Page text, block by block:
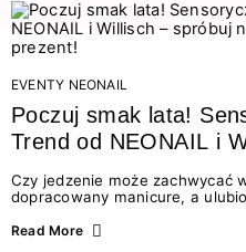
EVENTY NEONAIL
Poczuj smak lata!
Trend od NEONAIL i
nowych lodów i
Czy jedzenie może zachwycać
dopracowany manicure, a
świata beauty i
Read More